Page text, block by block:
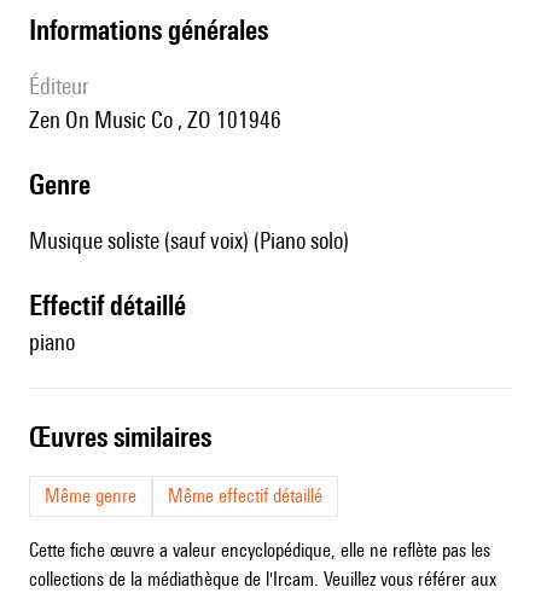
informations générales
éditeur
Zen On Music Co , ZO 101946
genre
Musique soliste (sauf voix) (Piano solo)
effectif détaillé
piano
œuvres similaires
Même genre Même effectif détaillé
Cette fiche œuvre a valeur encyclopédique, elle ne reflète pas les
collections de la médiathèque de l'Ircam. Veuillez vous référer aux